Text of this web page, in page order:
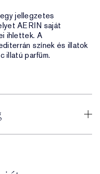
jellegzetes
AERIN saját
ihlettek. A
színek és illatok
illatú parfüm.